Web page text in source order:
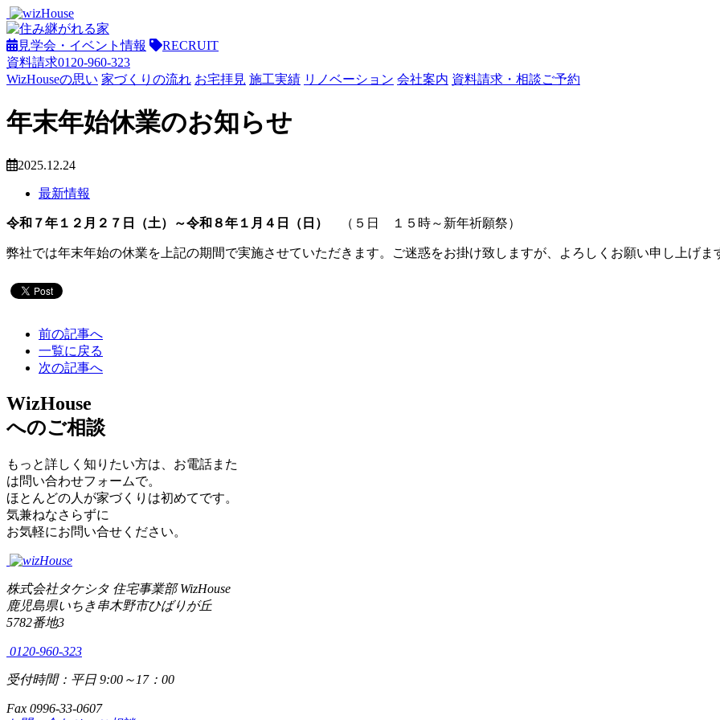
見学会・イベント情報
RECRUIT
資料請求0120-960-323
WizHouseの思い 家づくりの流れ お宅拝見 施工実績 リノベーション 会社案内 資料請求・相談ご予約
年末年始休業のお知らせ
2025.12.24
最新情報
令和７年１２月２７日（土）～令和８年１月４日（日） （５日 １５時～新年祈願祭）
弊社では年末年始の休業を上記の期間で実施させていただきます。ご迷惑をお掛け致しますが、よろしくお願い申し上げま
前の記事へ
一覧に戻る
次の記事へ
WizHouse
へのご相談
もっと詳しく知りたい方は、お電話また
は問い合わせフォームで。
ほとんどの人が家づくりは初めてです。
気兼ねなさらずに
お気軽にお問い合せください。
株式会社タケシタ 住宅事業部 WizHouse
鹿児島県いちき串木野市ひばりが丘
5782番地3
0120-960-323
受付時間：平日 9:00～17：00
Fax 0996-33-0607